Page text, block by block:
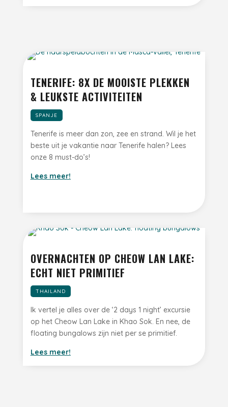
TENERIFE: 8X DE MOOISTE PLEKKEN
& LEUKSTE ACTIVITEITEN
SPANJE
Tenerife is meer dan zon, zee en strand. Wil je het
beste uit je vakantie naar Tenerife halen? Lees
onze 8 must-do’s!
Lees meer!
OVERNACHTEN OP CHEOW LAN LAKE:
ECHT NIET PRIMITIEF
THAILAND
Ik vertel je alles over de ‘2 days 1 night’ excursie
op het Cheow Lan Lake in Khao Sok. En nee, de
floating bungalows zijn niet per se primitief.
Lees meer!